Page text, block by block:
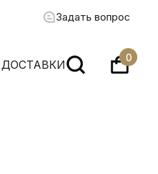
Задать вопрос
ДОСТАВКИ
0